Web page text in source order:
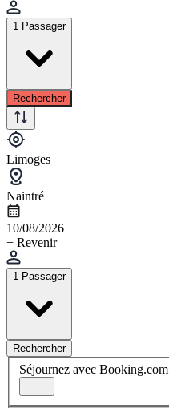
1 Passager
Rechercher
Limoges
Naintré
10/08/2026
+ Revenir
1 Passager
Rechercher
Séjournez avec Booking.com